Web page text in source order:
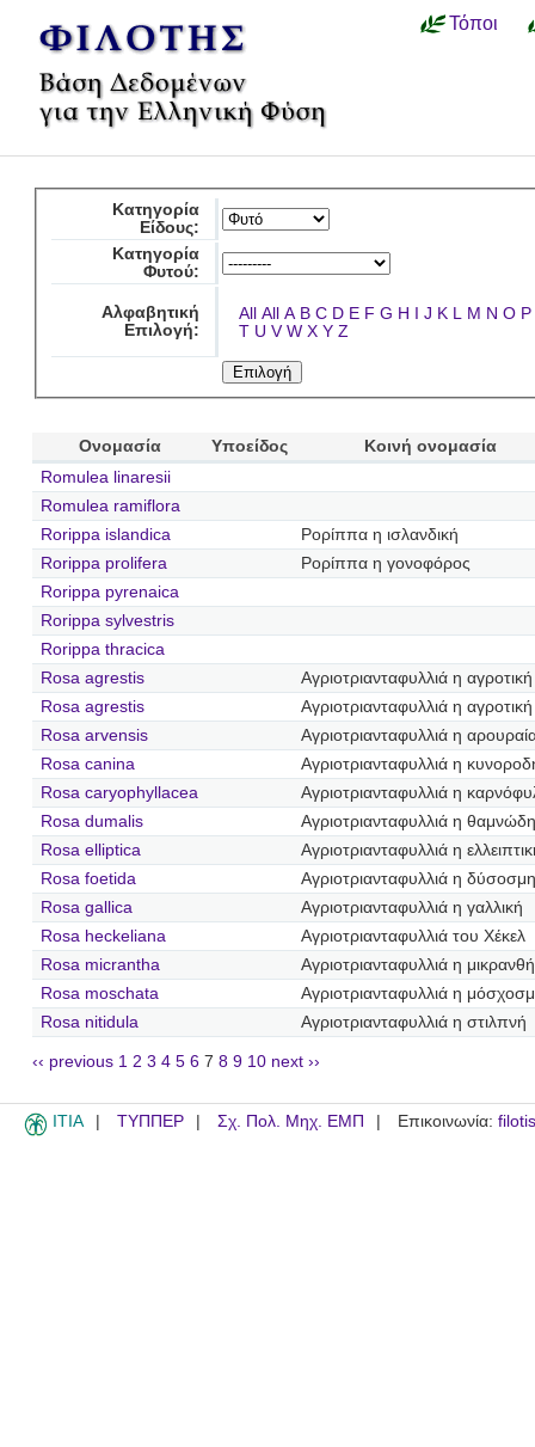
Τόποι
Κατηγορία
Είδους:
Κατηγορία
Φυτού:
Αλφαβητική
Επιλογή:
All All A B C D E F G H I J K L M N O P
T U V W X Y Z
Ονομασία Υποείδος
Κοινή ονομασία
Romulea linaresii
Romulea ramiflora
Rorippa islandica
Ρορίππα η ισλανδική
Rorippa prolifera
Ρορίππα η γονοφόρος
Rorippa pyrenaica
Rorippa sylvestris
Rorippa thracica
Rosa agrestis
Αγριοτριανταφυλλιά η αγροτική
Rosa agrestis
Αγριοτριανταφυλλιά η αγροτική
Rosa arvensis
Αγριοτριανταφυλλιά η
Rosa canina
Αγριοτριανταφυλλιά η
Rosa caryophyllacea
Αγριοτριανταφυλλιά η
Rosa dumalis
Αγριοτριανταφυλλιά η
Rosa elliptica
Αγριοτριανταφυλλιά η
Rosa foetida
Αγριοτριανταφυλλιά η δύσοσμη
Rosa gallica
Αγριοτριανταφυλλιά η γαλλική
Rosa heckeliana
Αγριοτριανταφυλλιά του Χέκελ
Rosa micrantha
Αγριοτριανταφυλλιά η
Rosa moschata
Αγριοτριανταφυλλιά η
Rosa nitidula
Αγριοτριανταφυλλιά η στιλπνή
‹‹ previous 1 2 3 4 5 6 7 8 9 10 next ››
ITIA ΤΥΠΠΕΡ Σχ. Πολ. Μηχ. ΕΜΠ Επικοινωνία: